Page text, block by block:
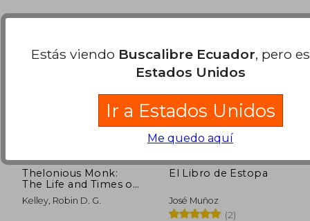
Thelonious Monk:
The Life and Times of
an American Original
(en Inglés)
Kelley, Robin D. G.
El Libro de Estopa
José Muñoz
(2)
Estás viendo Buscalibre Ecuador, pero
Estados Unidos
Ir a Estados Unidos
Me quedo aquí